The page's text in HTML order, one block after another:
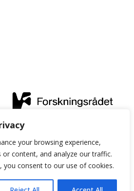
your browsing experience,
or content, and analyze our traffic.
you consent to our use of cookies.
fra Forskningsrådet gjennom